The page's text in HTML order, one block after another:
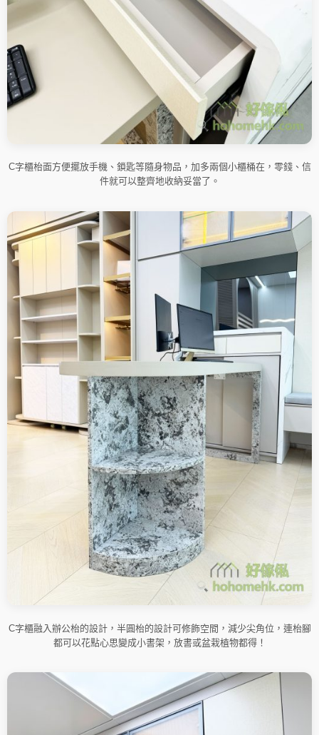
C字櫃枱面方便擺放手機、鎖匙等隨身物品，加多兩個小櫃桶在，零錢、信
件就可以整齊地收納妥當了。
C字櫃融入辦公枱的設計，半圓枱的設計可修飾空間，減少尖角位，連枱腳
都可以花點心思變成小書架，放書或盆栽植物都得！